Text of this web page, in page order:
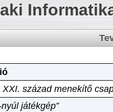
XXI. század menekítő
játékgép”